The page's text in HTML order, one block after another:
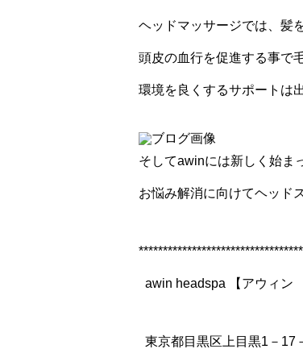
ヘッドマッサージでは、髪
頭皮の血行を促進する事で
環境を良くするサポートは
そしてawinには新しく始ま
お悩み解消に向けてヘッド
awin headspa 【ア
東京都目黒区上目黒1－17